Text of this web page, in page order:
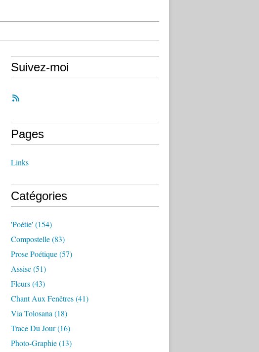
Suivez-moi
Pages
Links
Catégories
'poétie' (154)
Compostelle(83)
Prose Poétique(57)
Assise(51)
Fleurs(43)
Chant Aux Fenêtres(41)
Via Tolosana (18)
Trace Du Jour(16)
Photo-Graphie(13)